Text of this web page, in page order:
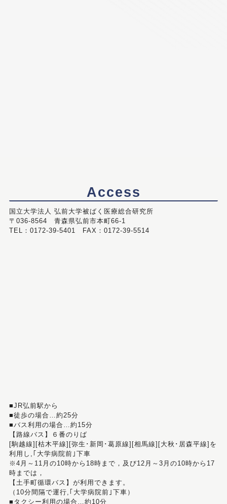
Access
国立大学法人 弘前大学被ばく医療総合研究所
〒036-8564 青森県弘前市本町66-1
TEL：0172-39-5401 FAX：0172-39-5514
■JR弘前駅から
■徒歩の場合…約25分
■バス利用の場合…約15分
【路線バス】６番のりば
[駒越線][枯木平線][弥生･新岡･葛原線][相馬線][大秋･居森平線]を
利用し,｢大学病院前｣下車
※4月～11月の10時から18時まで，及び12月～3月の10時から17
時までは，
【土手町循環バス】が利用できます。
（10分間隔で運行,｢大学病院前｣下車）
■タクシー利用の場合…約10分